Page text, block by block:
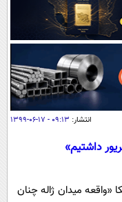
انتشار: ۰۹:۱۳ - ۱۷-۰۶-۱۳۹۹
«واقعه میدان ژاله چنان